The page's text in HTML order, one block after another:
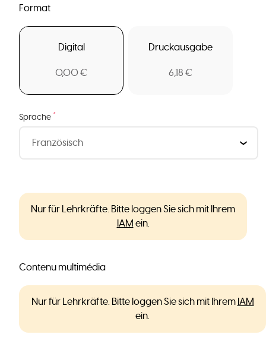
Format
Digital
0,00 €
Druckausgabe
6,18 €
Sprache *
Nur für Lehrkräfte. Bitte loggen Sie sich mit Ihrem
IAM ein.
Contenu multimédia
Nur für Lehrkräfte. Bitte loggen Sie sich mit Ihrem IAM
ein.